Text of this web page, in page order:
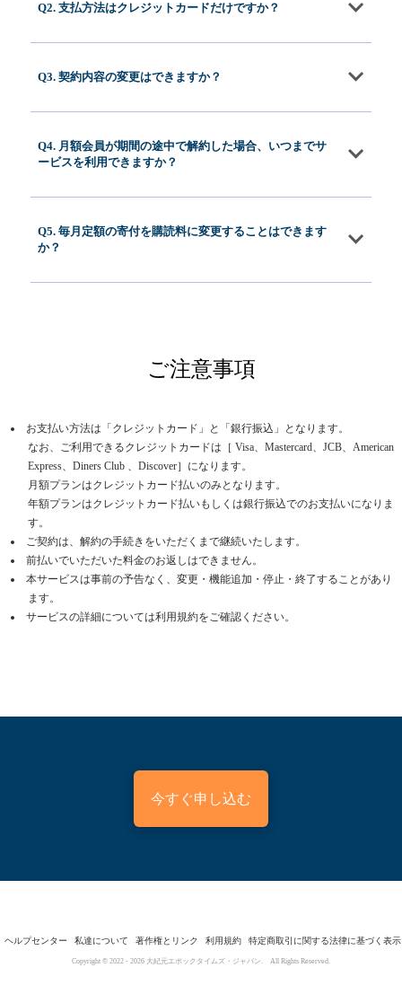
Q2. 支払方法はクレジットカードだけですか？
Q3. 契約内容の変更はできますか？
Q4. 月額会員が期間の途中で解約した場合、いつまでサ
ービスを利用できますか？
Q5. 毎月定額の寄付を購読料に変更することはできます
か？
ご注意事項
お支払い方法は「クレジットカード」と「銀行振込」となります。
なお、ご利用できるクレジットカードは［ Visa、Mastercard、JCB、American
Express、Diners Club 、Discover］になります。
月額プランはクレジットカード払いのみとなります。
年額プランはクレジットカード払いもしくは銀行振込でのお支払いになりま
す。
ご契約は、解約の手続きをいただくまで継続いたします。
前払いでいただいた料金のお返しはできません。
本サービスは事前の予告なく、変更・機能追加・停止・終了することがあり
ます。
サービスの詳細については利用規約をご確認ください。
今すぐ申し込む
ヘルプセンター 私達について 著作権とリンク 利用規約 特定商取引に関する法律に基づく表示
Copyright © 2022 - 2026 大紀元エポックタイムズ・ジャパン. All Rights Reserved.